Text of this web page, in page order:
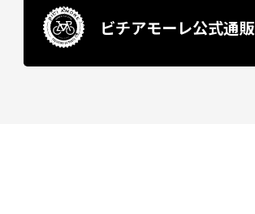
ビチアモーレ公式通販